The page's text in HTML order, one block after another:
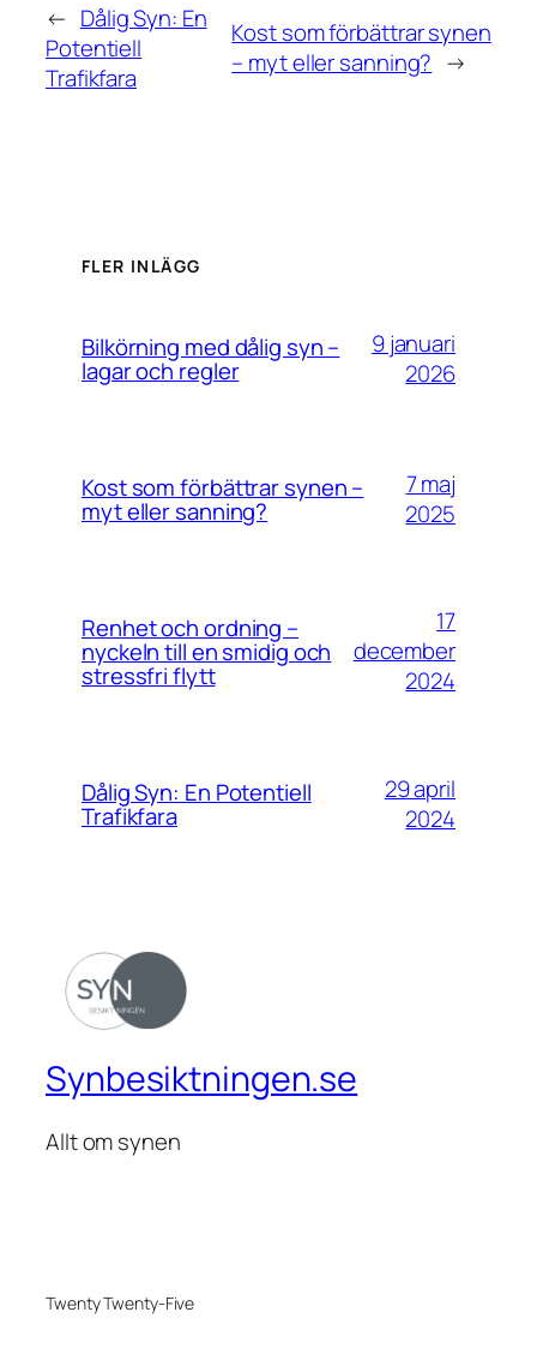
← Dålig Syn: En
Potentiell
Trafikfara
Kost som förbättrar synen
– myt eller sanning? →
FLER INLÄGG
Bilkörning med dålig syn –
lagar och regler
9 januari
2026
Kost som förbättrar synen –
myt eller sanning?
7 maj
2025
Renhet och ordning –
nyckeln till en smidig och
stressfri flytt
17
december
2024
Dålig Syn: En Potentiell
Trafikfara
29 april
2024
Synbesiktningen.se
Allt om synen
Twenty Twenty-Five